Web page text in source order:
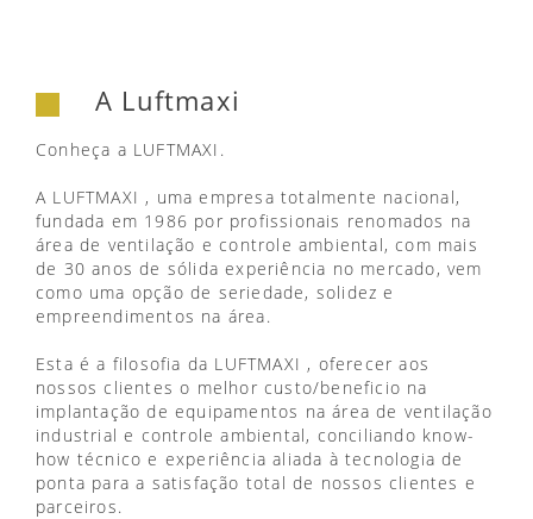
A Luftmaxi
Conheça a LUFTMAXI.
A LUFTMAXI , uma empresa totalmente nacional,
fundada em 1986 por profissionais renomados na
área de ventilação e controle ambiental, com mais
de 30 anos de sólida experiência no mercado, vem
como uma opção de seriedade, solidez e
empreendimentos na área.
Esta é a filosofia da LUFTMAXI , oferecer aos
nossos clientes o melhor custo/beneficio na
implantação de equipamentos na área de ventilação
industrial e controle ambiental, conciliando know-
how técnico e experiência aliada à tecnologia de
ponta para a satisfação total de nossos clientes e
parceiros.